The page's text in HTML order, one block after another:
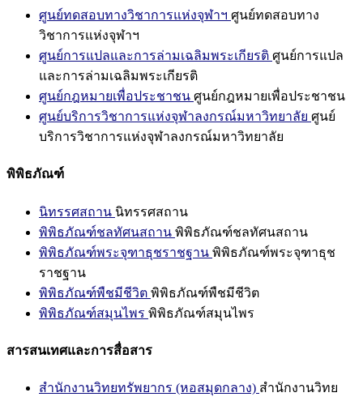
ศูนย์ทดสอบทางวิชาการแห่งจุฬาฯ ศูนย์ทดสอบทาง
วิชาการแห่งจุฬาฯ
ศูนย์การแปลและการล่ามเฉลิมพระเกียรติ ศูนย์การแปล
และการล่ามเฉลิมพระเกียรติ
ศูนย์กฎหมายเพื่อประชาชน ศูนย์กฎหมายเพื่อประชาชน
ศูนย์บริการวิชาการแห่งจุฬาลงกรณ์มหาวิทยาลัย ศูนย์
บริการวิชาการแห่งจุฬาลงกรณ์มหาวิทยาลัย
พิพิธภัณฑ์
นิทรรศสถาน นิทรรศสถาน
พิพิธภัณฑ์ชลทัศนสถาน พิพิธภัณฑ์ชลทัศนสถาน
พิพิธภัณฑ์พระจุฑาธุชราชฐาน พิพิธภัณฑ์พระจุฑาธุช
ราชฐาน
พิพิธภัณฑ์พืชมีชีวิต พิพิธภัณฑ์พืชมีชีวิต
พิพิธภัณฑ์สมุนไพร พิพิธภัณฑ์สมุนไพร
สารสนเทศและการสื่อสาร
สำนักงานวิทยทรัพยากร (หอสมุดกลาง) สำนักงานวิทย